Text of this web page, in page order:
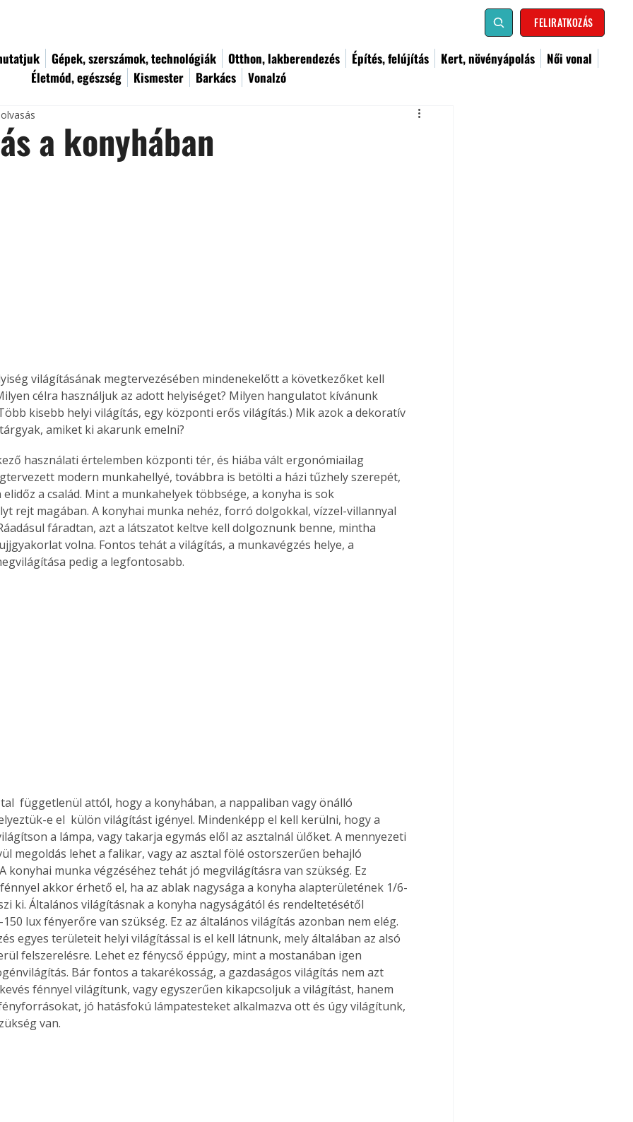
FELIRATKOZÁS
Gépek, szerszámok, technológiák Otthon, lakberendezés Építés, felújítás Kert, növényápolás
Női vonal
Életmód, egészség
Kismester Barkács Vonalzó
a konyhában
világításának megtervezésében mindenekelőtt a következőket kell
célra használjuk az adott helyiséget? Milyen hangulatot kívánunk
kisebb helyi világítás, egy központi erős világítás.) Mik azok a dekoratív
amiket ki akarunk emelni?
használati értelemben központi tér, és hiába vált ergonómiailag
modern munkahellyé, továbbra is betölti a házi tűzhely szerepét,
a család. Mint a munkahelyek többsége, a konyha is sok
rejt magában. A konyhai munka nehéz, forró dolgokkal, vízzel-villannyal
fáradtan, azt a látszatot keltve kell dolgoznunk benne, mintha
volna. Fontos tehát a világítás, a munkavégzés helye, a
pedig a legfontosabb.
 függetlenül attól, hogy a konyhában, a nappaliban vagy önálló
e el  külön világítást igényel. Mindenképp el kell kerülni, hogy a
a lámpa, vagy takarja egymás elől az asztalnál ülőket. A mennyezeti
megoldás lehet a falikar, vagy az asztal fölé ostorszerűen behajló
konyhai munka végzéséhez tehát jó megvilágításra van szükség. Ez
akkor érhető el, ha az ablak nagysága a konyha alapterületének 1/6-
ki. Általános világításnak a konyha nagyságától és rendeltetésétől
lux fényerőre van szükség. Ez az általános világítás azonban nem elég.
egyes területeit helyi világítással is el kell látnunk, mely általában az alsó
felszerelésre. Lehet ez fénycső éppúgy, mint a mostanában igen
Bár fontos a takarékosság, a gazdaságos világítás nem azt
fénnyel világítunk, vagy egyszerűen kikapcsoljuk a világítást, hanem
jó hatásfokú lámpatesteket alkalmazva ott és úgy világítunk,
van.